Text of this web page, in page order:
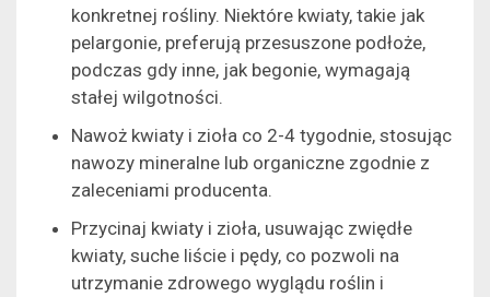
konkretnej rośliny. Niektóre kwiaty, takie jak
pelargonie, preferują przesuszone podłoże,
podczas gdy inne, jak begonie, wymagają
stałej wilgotności.
Nawoż kwiaty i zioła co 2-4 tygodnie, stosując
nawozy mineralne lub organiczne zgodnie z
zaleceniami producenta.
Przycinaj kwiaty i zioła, usuwając zwiędłe
kwiaty, suche liście i pędy, co pozwoli na
utrzymanie zdrowego wyglądu roślin i